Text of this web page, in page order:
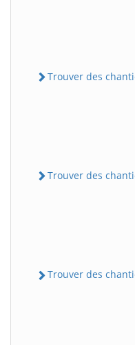
Trouver des
Trouver des
Trouver des